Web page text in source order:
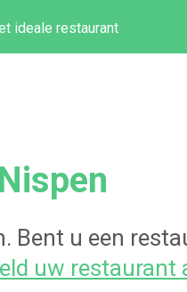
ideale restaurant
Nispen
. Bent u een
uw restaurant